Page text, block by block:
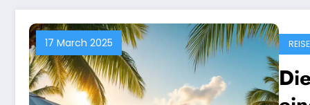
17 March 2025 REISE